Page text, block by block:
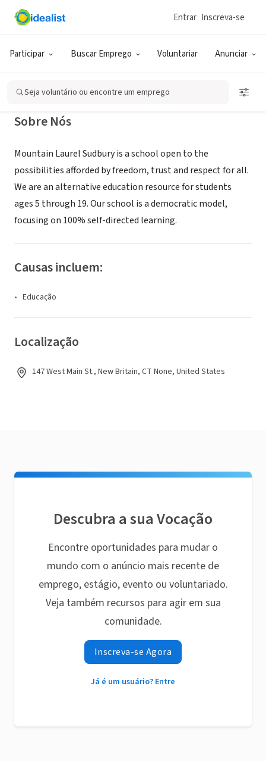
Participar Buscar Emprego Voluntariar Anunciar
Entrar Inscreva-se
Seja voluntário ou encontre um emprego
ONG (SETOR SOCIAL)
Mountain Laurel Sudbury School
Sobre Nós
Mountain Laurel Sudbury is a school open to the
possibilities afforded by freedom, trust and respect for all.
We are an alternative education resource for students
ages 5 through 19. Our school is a democratic model,
focusing on 100% self-directed learning.
Causas incluem:
Educação
Localização
147 West Main St., New Britain, CT None, United States
Descubra a sua Vocação
Encontre oportunidades para mudar o
mundo com o anúncio mais recente de
emprego, estágio, evento ou voluntariado.
Veja também recursos para agir em sua
comunidade.
Inscreva-se Agora
Já é um usuário? Entre